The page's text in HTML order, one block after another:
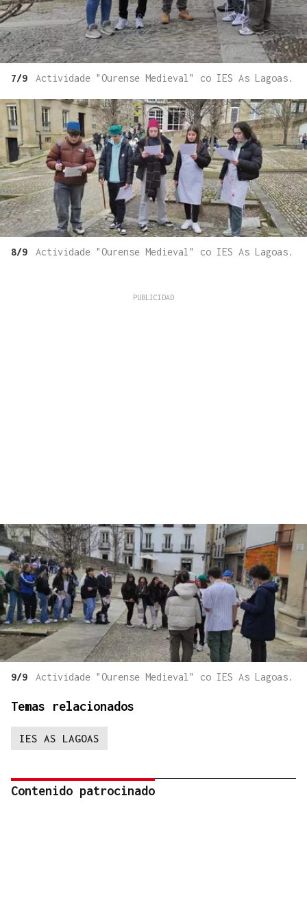
7/9 Actividade "Ourense Medieval" co IES As Lagoas.
8/9 Actividade "Ourense Medieval" co IES As Lagoas.
9/9 Actividade "Ourense Medieval" co IES As Lagoas.
Temas relacionados
IES AS LAGOAS
Contenido patrocinado